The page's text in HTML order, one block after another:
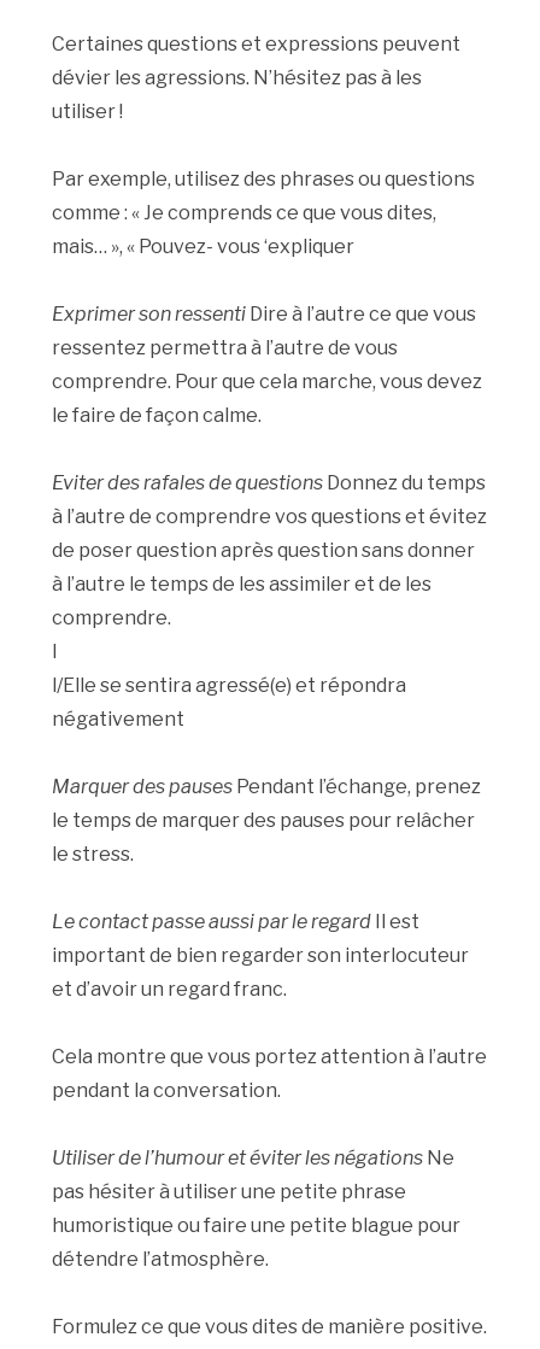
Certaines questions et expressions peuvent
dévier les agressions. N’hésitez pas à les
utiliser !
Par exemple, utilisez des phrases ou questions
comme : « Je comprends ce que vous dites,
mais… », « Pouvez- vous ‘expliquer
Exprimer son ressenti Dire à l’autre ce que vous
ressentez permettra à l’autre de vous
comprendre. Pour que cela marche, vous devez
le faire de façon calme.
Eviter des rafales de questions Donnez du temps
à l’autre de comprendre vos questions et évitez
de poser question après question sans donner
à l’autre le temps de les assimiler et de les
comprendre.
l/Elle se sentira agressé(e) et répondra
négativement
Marquer des pauses Pendant l’échange, prenez
le temps de marquer des pauses pour relâcher
le stress.
Le contact passe aussi par le regard Il est
important de bien regarder son interlocuteur
et d’avoir un regard franc.
Cela montre que vous portez attention à l’autre
pendant la conversation.
Utiliser de l’humour et éviter les négations Ne
pas hésiter à utiliser une petite phrase
humoristique ou faire une petite blague pour
détendre l’atmosphère.
Formulez ce que vous dites de manière positive.